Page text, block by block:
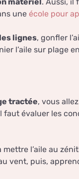
une école pour
lignes, gonfler
l’aile sur plage
tractée, vous
faut évaluer les
l’aile au
vent, puis,